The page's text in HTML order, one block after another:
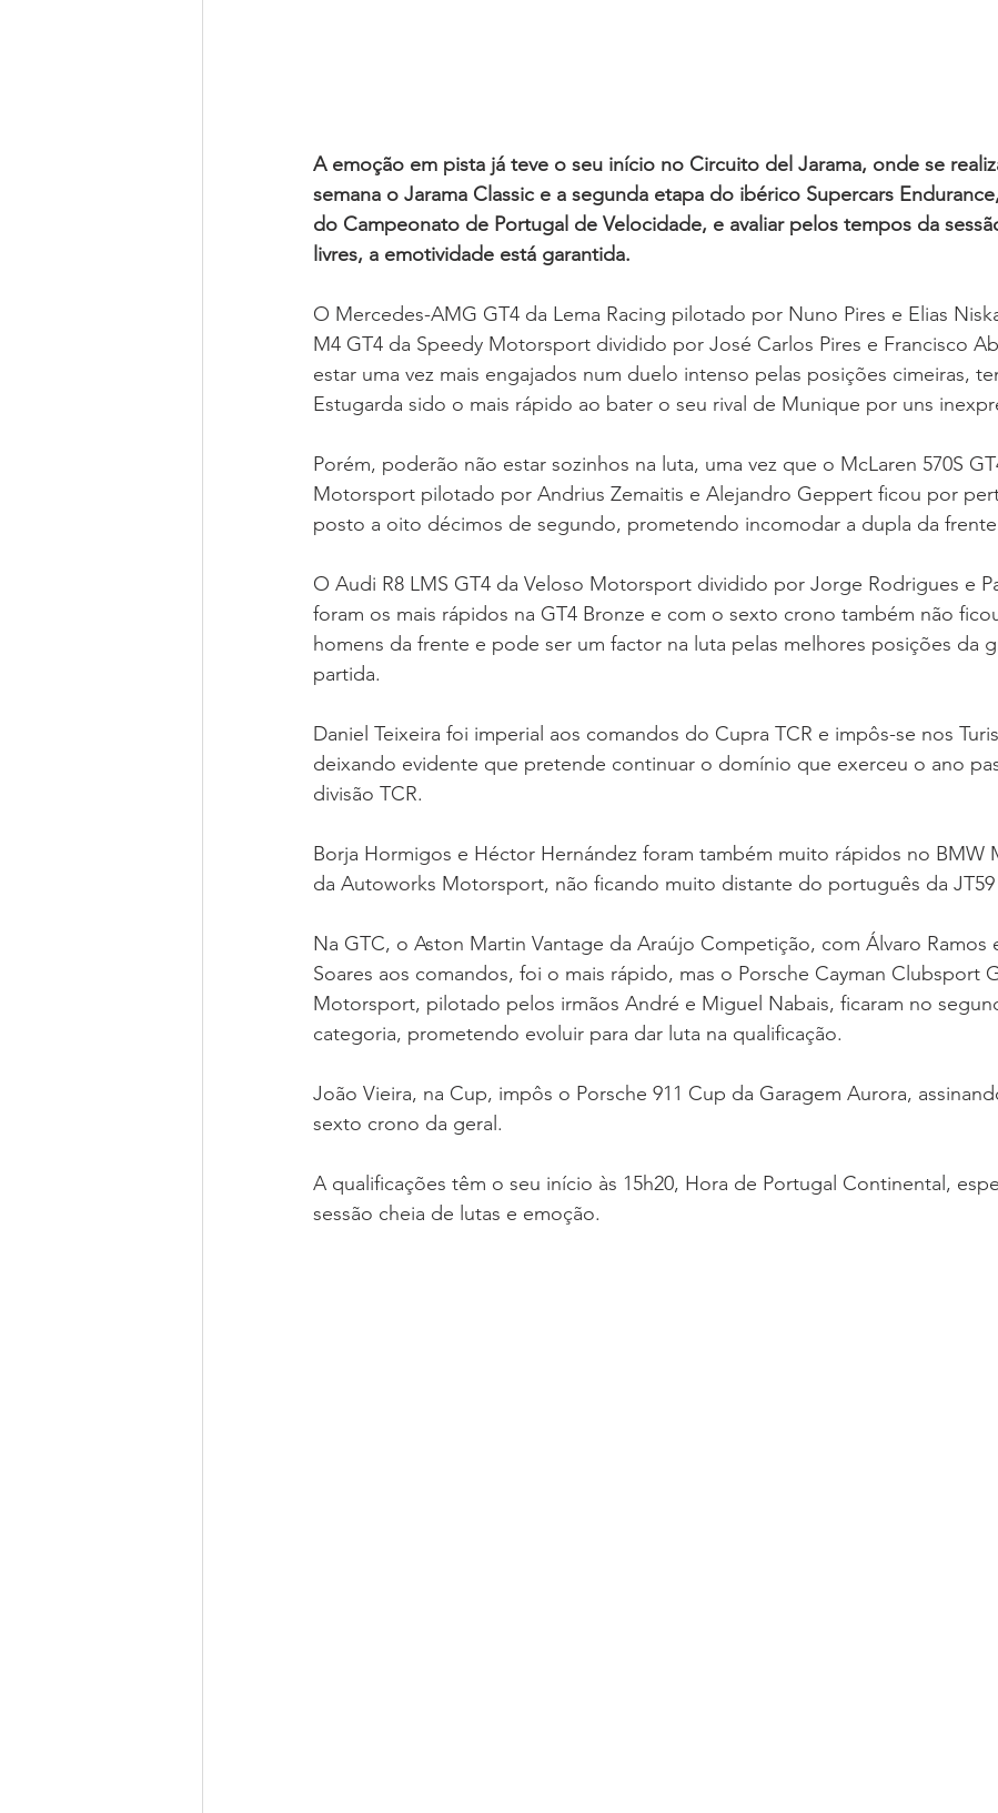
A emoção em pista já teve o seu início no Circuito del Jarama, onde se
semana o Jarama Classic e a segunda etapa do ibérico Supercars
do Campeonato de Portugal de Velocidade, e avaliar pelos tempos da
livres, a emotividade está garantida.
O Mercedes-AMG GT4 da Lema Racing pilotado por Nuno Pires e Elias
M4 GT4 da Speedy Motorsport dividido por José Carlos Pires e Francisco
estar uma vez mais engajados num duelo intenso pelas posições cimeiras,
Estugarda sido o mais rápido ao bater o seu rival de Munique por uns
Porém, poderão não estar sozinhos na luta, uma vez que o McLaren 570S
Motorsport pilotado por Andrius Zemaitis e Alejandro Geppert ficou por
posto a oito décimos de segundo, prometendo incomodar a dupla da
O Audi R8 LMS GT4 da Veloso Motorsport dividido por Jorge Rodrigues e
foram os mais rápidos na GT4 Bronze e com o sexto crono também não
homens da frente e pode ser um factor na luta pelas melhores posições da
partida.
Daniel Teixeira foi imperial aos comandos do Cupra TCR e impôs-se nos
deixando evidente que pretende continuar o domínio que exerceu o ano
divisão TCR.
Borja Hormigos e Héctor Hernández foram também muito rápidos no BMW
da Autoworks Motorsport, não ficando muito distante do português da JT59
Na GTC, o Aston Martin Vantage da Araújo Competição, com Álvaro Ramos
Soares aos comandos, foi o mais rápido, mas o Porsche Cayman Clubsport
Motorsport, pilotado pelos irmãos André e Miguel Nabais, ficaram no
categoria, prometendo evoluir para dar luta na qualificação.
João Vieira, na Cup, impôs o Porsche 911 Cup da Garagem Aurora,
sexto crono da geral.
A qualificações têm o seu início às 15h20, Hora de Portugal Continental,
sessão cheia de lutas e emoção.